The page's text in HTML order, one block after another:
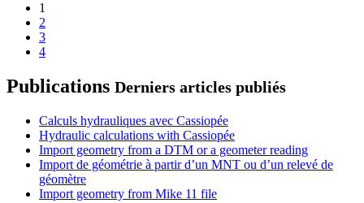
1
2
3
4
Publications Derniers articles publiés
Calculs hydrauliques avec Cassiopée
Hydraulic calculations with Cassiopée
Import geometry from a DTM or a geometer reading
Import de géométrie à partir d’un MNT ou d’un relevé de
géomètre
Import geometry from Mike 11 file